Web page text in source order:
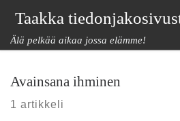
Skip to content
Taakka
Älä pelkää aikaa jossa elämme!
Avainsana ihminen
1 artikkeli